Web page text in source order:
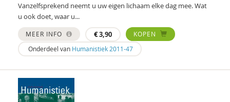
Andrè Hielkema
Heleen Hörmann
Rik Hospers
Machteld Huber
Gaby Jacobs
Vanzelfsprekend neemt u uw eigen lichaam elke dag mee. Wat
u ook doet, waar u...
MEER INFO €3,90
KOPEN
Onderdeel van Humanistiek 2011-47